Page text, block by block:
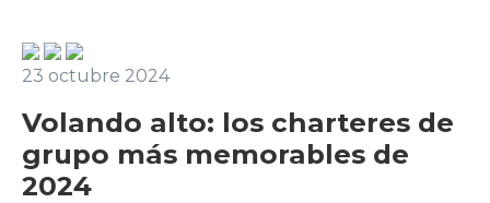
23 octubre 2024
Volando alto: los charteres de
grupo más memorables de
2024